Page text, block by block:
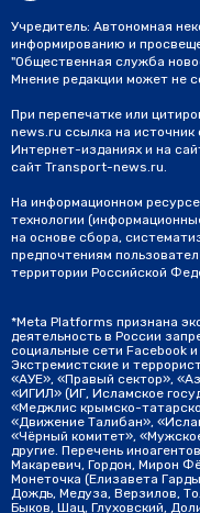
Учредитель: Автономная
информированию и
"Общественная служба
Мнение редакции может не
При перепечатке или
news.ru ссылка на источник
Интернет-изданиях и на
сайт Transport-news.ru.
На информационном
технологии
на основе сбора,
предпочтениям
территории Российской
*Meta Platforms признана
деятельность в России
социальные сети Facebook
Экстремистские и
«АУЕ», «Правый сектор»,
«ИГИЛ» (ИГ, Исламское
«Меджлис крымско-
«Движение Талибан»,
«Чёрный комитет»,
другие. Перечень
Макаревич, Гордон, Мирон
Монеточка (Елизавета
Дождь, Медуза, Верзилов,
Быков, Шац, Глуховский,